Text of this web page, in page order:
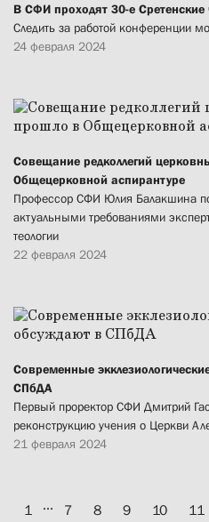
В СФИ проходят 30-е Сретенские
Следить за работой конференции
24 февраля 2024
Совещание редколлегий
Общецерковной аспирантуре
Профессор СФИ Юлия Балакшина
актуальными требованиями
теологии
22 февраля 2024
Современные
СПбДА
Первый проректор СФИ Дмитрий
реконструкцию учения о Церкви
21 февраля 2024
1 ... 7 8 9 10 11